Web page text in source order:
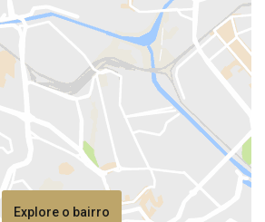
Explore o bairro